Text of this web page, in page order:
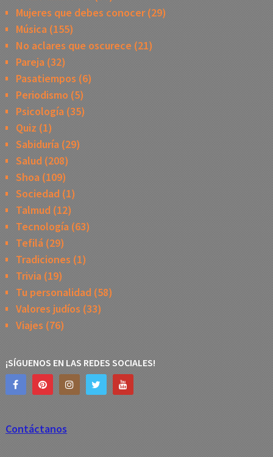
Mujeres que debes conocer(29)
Música(155)
No aclares que oscurece (21)
Pareja(32)
Pasatiempos (6)
Periodismo (5)
Psicología(35)
Quiz (1)
Sabiduría(29)
Salud (208)
Shoa(109)
Sociedad(1)
Talmud (12)
Tecnología(63)
Tefilá(29)
Tradiciones (1)
Trivia(19)
Tu personalidad(58)
Valores judíos (33)
Viajes (76)
¡SÍGUENOS EN LAS REDES SOCIALES!
Contáctanos